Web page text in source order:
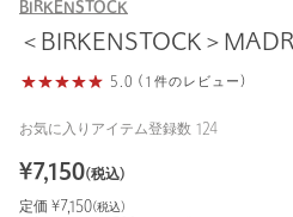
BIRKENSTOCK
＜BIRKENSTOCK＞
5.0 (1件のレビュー)
お気に入りアイテム登録数 124
¥7,150(税込)
定価 ¥7,150(税込)